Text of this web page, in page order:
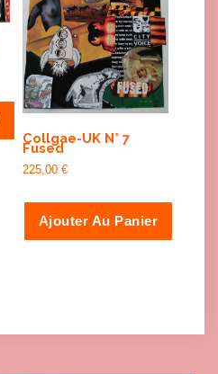
Collgae-UK N° 7
Fused
225,00 €
Ajouter Au Panier